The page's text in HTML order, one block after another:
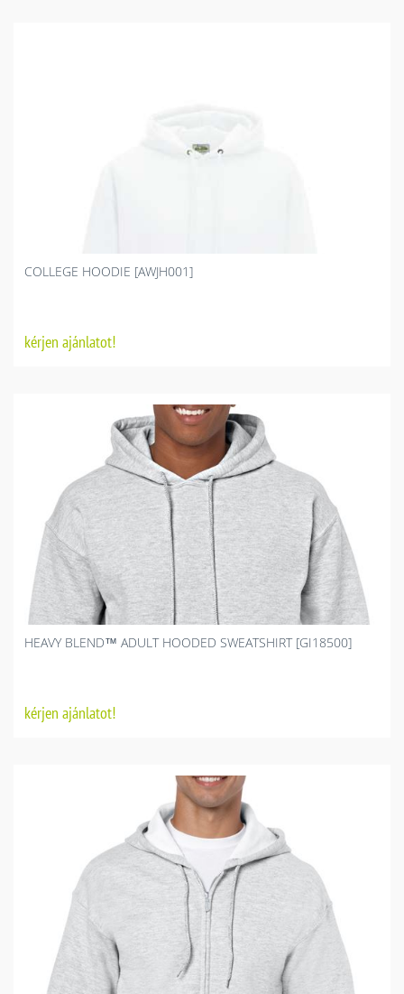
COLLEGE HOODIE [AWJH001]
kérjen ajánlatot!
HEAVY BLEND™ ADULT HOODED SWEATSHIRT [GI18500]
kérjen ajánlatot!